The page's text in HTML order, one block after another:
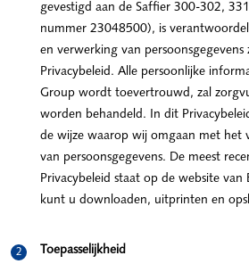
gevestigd aan de Saffier 300-302,
nummer 23048500), is
en verwerking van persoonsgegevens
Privacybeleid. Alle persoonlijke
Group wordt toevertrouwd, zal
worden behandeld. In dit
de wijze waarop wij omgaan met het
van persoonsgegevens. De meest
Privacybeleid staat op de website van
kunt u downloaden, uitprinten en
Toepasselijkheid